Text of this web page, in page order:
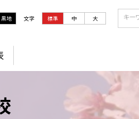
黒地 文字 標準 中 大